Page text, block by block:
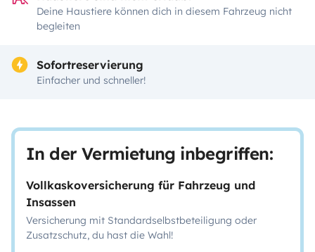
Deine Haustiere können dich in diesem Fahrzeug nicht
begleiten
Sofortreservierung
Einfacher und schneller!
In der Vermietung inbegriffen:
Vollkaskoversicherung für Fahrzeug und
Insassen
Versicherung mit Standardselbstbeteiligung oder
Zusatzschutz, du hast die Wahl!